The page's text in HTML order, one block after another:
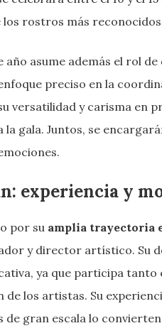
rostros más
año asume además el rol
preciso en la
versatilidad y carisma en
gala. Juntos, se
experiencia y
por su amplia trayectoria
y director artístico. Su
ya que participa
de los artistas. Su
de gran escala lo